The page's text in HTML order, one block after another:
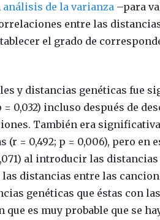
análisis de la varianza –para
entre las
el grado de
y distancias genéticas fue
0,032) incluso después de
También era
= 0,492; p = 0,006), pero en
al introducir las
distancias entre las
genéticas que éstas con
es muy probable que se